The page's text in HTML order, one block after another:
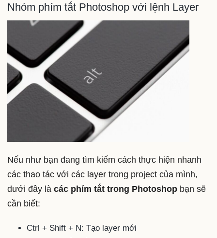
Nhóm phím tắt Photoshop với lệnh Layer
Nếu như bạn đang tìm kiếm cách thực hiện nhanh
các thao tác với các layer trong project của mình,
dưới đây là các phím tắt trong Photoshop bạn sẽ
cần biết:
Ctrl + Shift + N: Tạo layer mới